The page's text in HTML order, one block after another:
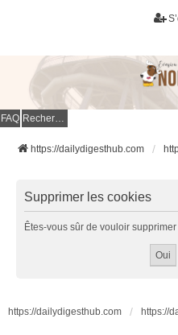
FAQ Rechercher
https://dailydigesthub.com
Supprimer les cookies
Êtes-vous sûr de vouloir
https://dailydigesthub.com https://